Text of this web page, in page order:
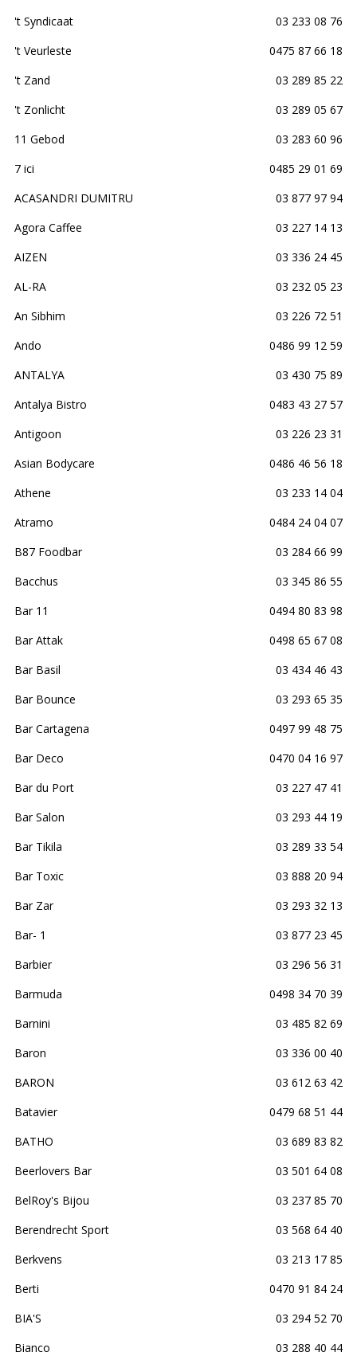
't Syndicaat
03 233 08 76
't Veurleste
0475 87 66 18
't Zand
03 289 85 22
't Zonlicht
03 289 05 67
11 Gebod
03 283 60 96
7 ici
0485 29 01 69
ACASANDRI DUMITRU
03 877 97 94
Agora Caffee
03 227 14 13
AIZEN
03 336 24 45
AL-RA
03 232 05 23
An Sibhim
03 226 72 51
Ando
0486 99 12 59
ANTALYA
03 430 75 89
Antalya Bistro
0483 43 27 57
Antigoon
03 226 23 31
Asian Bodycare
0486 46 56 18
Athene
03 233 14 04
Atramo
0484 24 04 07
B87 Foodbar
03 284 66 99
Bacchus
03 345 86 55
Bar 11
0494 80 83 98
Bar Attak
0498 65 67 08
Bar Basil
03 434 46 43
Bar Bounce
03 293 65 35
Bar Cartagena
0497 99 48 75
Bar Deco
0470 04 16 97
Bar du Port
03 227 47 41
Bar Salon
03 293 44 19
Bar Tikila
03 289 33 54
Bar Toxic
03 888 20 94
Bar Zar
03 293 32 13
Bar- 1
03 877 23 45
Barbier
03 296 56 31
Barmuda
0498 34 70 39
Barnini
03 485 82 69
Baron
03 336 00 40
BARON
03 612 63 42
Batavier
0479 68 51 44
BATHO
03 689 83 82
Beerlovers Bar
03 501 64 08
BelRoy's Bijou
03 237 85 70
Berendrecht Sport
03 568 64 40
Berkvens
03 213 17 85
Berti
0470 91 84 24
BIA'S
03 294 52 70
Bianco
03 288 40 44